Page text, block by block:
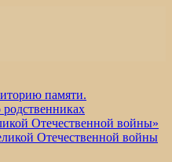
памяти.
Отечественной войны»
Отечественной войны